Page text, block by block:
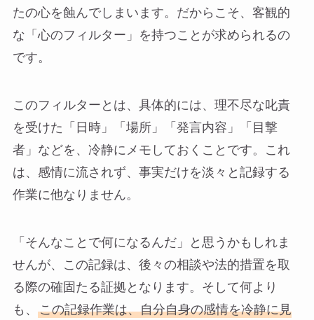
たの心を蝕んでしまいます。だからこそ、客観的
な「心のフィルター」を持つことが求められるの
です。
このフィルターとは、具体的には、理不尽な叱責
を受けた「日時」「場所」「発言内容」「目撃
者」などを、冷静にメモしておくことです。これ
は、感情に流されず、事実だけを淡々と記録する
作業に他なりません。
「そんなことで何になるんだ」と思うかもしれま
せんが、この記録は、後々の相談や法的措置を取
る際の確固たる証拠となります。そして何より
も、 この記録作業は、自分自身の感情を冷静に見